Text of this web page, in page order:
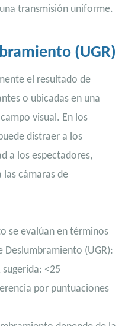
transmisión uniforme.
(UGR)
el resultado de
o ubicadas en una
visual. En los
distraer a los
a los espectadores,
las cámaras de
se evalúan en términos
Deslumbramiento (UGR):
<25
por puntuaciones